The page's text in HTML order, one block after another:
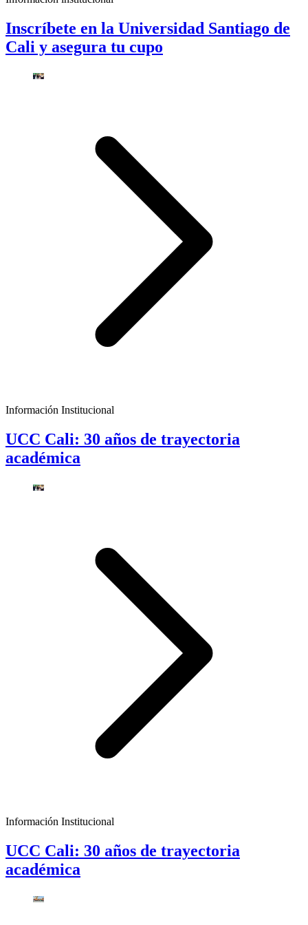
Inscríbete en la Universidad Santiago de
Cali y asegura tu cupo
Información Institucional
UCC Cali: 30 años de trayectoria
académica
Información Institucional
UCC Cali: 30 años de trayectoria
académica